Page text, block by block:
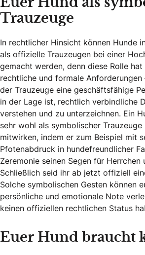
Euer Hund als
Trauzeuge
In rechtlicher Hinsicht können Hunde
als offizielle Trauzeugen bei einer
gemacht werden, denn diese Rolle
rechtliche und formale Anforderungen
der Trauzeuge eine geschäftsfähige
in der Lage ist, rechtlich verbindliche
verstehen und zu unterzeichnen. Ein
sehr wohl als symbolischer
mitwirken, indem er zum Beispiel mit
Pfotenabdruck in hundefreundlicher
Zeremonie seinen Segen für Herrchen
Schließlich seid ihr ab jetzt offiziell
Solche symbolischen Gesten können
persönliche und emotionale Note
keinen offiziellen rechtlichen Status
Euer Hund braucht